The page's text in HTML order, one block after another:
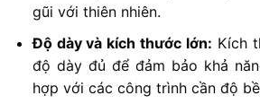
gũi với thiên nhiên.
Độ dày và kích thước lớn: Kích
độ dày đủ để đảm bảo khả
hợp với các công trình cần độ